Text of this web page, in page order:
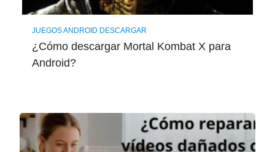
JUEGOS ANDROID DESCARGAR
¿Cómo descargar Mortal Kombat X para
Android?